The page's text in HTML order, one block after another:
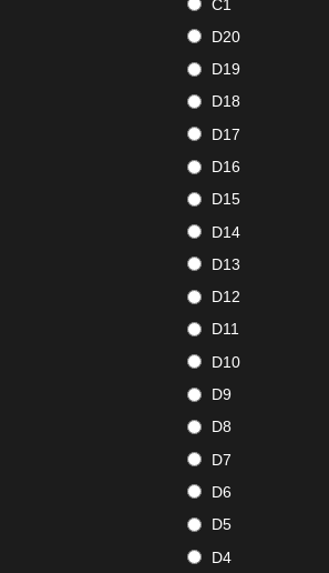
C1
D20
D19
D18
D17
D16
D15
D14
D13
D12
D11
D10
D9
D8
D7
D6
D5
D4